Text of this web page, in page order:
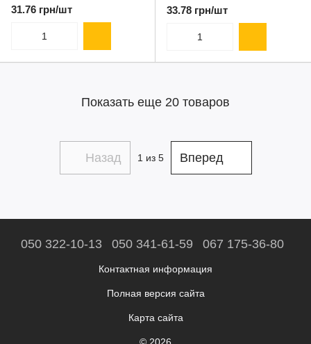
листов) Альбатрос
31.76 грн/шт
листов) Альбатрос
33.78 грн/шт
Показать еще 20 товаров
Назад 1 из 5 Вперед
050 322-10-13 050 341-61-59 067 175-36-80
Контактная информация
Полная версия сайта
Карта сайта